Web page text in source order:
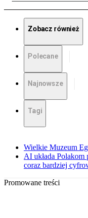
Zobacz również
Polecane
Najnowsze
Tagi
Wielkie Muzeum
AI układa Polakom
coraz bardziej
Promowane treści